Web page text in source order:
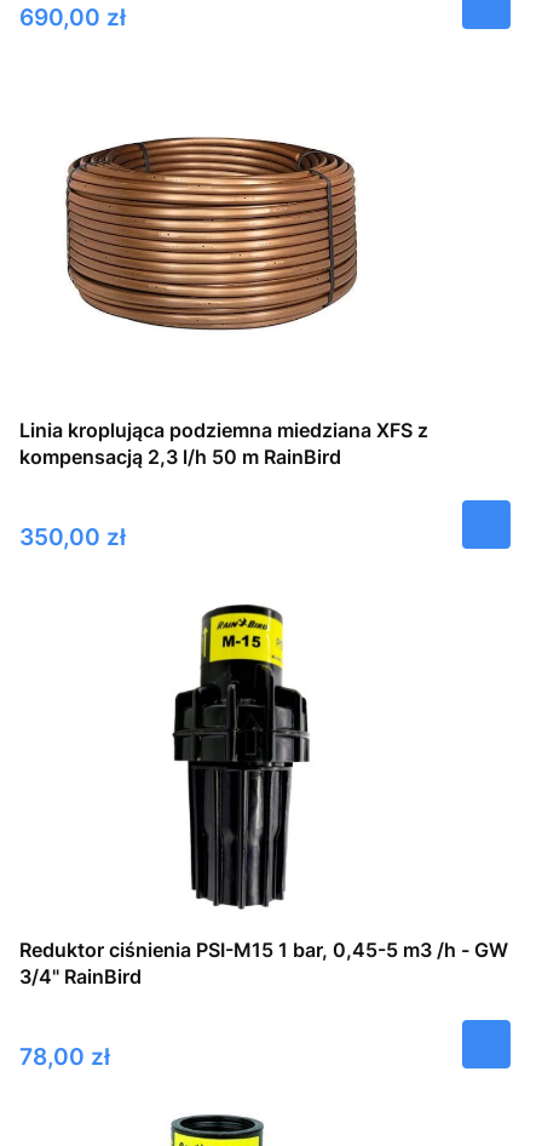
Cena
690,00 zł
Linia kroplująca podziemna miedziana XFS z
kompensacją 2,3 l/h 50 m RainBird
Cena
350,00 zł
Reduktor ciśnienia PSI-M15 1 bar, 0,45-5 m3 /h - GW
3/4" RainBird
Cena
78,00 zł